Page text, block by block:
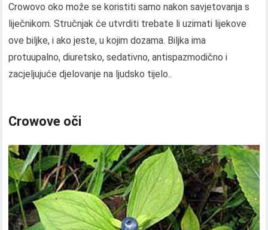
Crowovo oko može se koristiti samo nakon savjetovanja s
liječnikom. Stručnjak će utvrditi trebate li uzimati lijekove
ove biljke, i ako jeste, u kojim dozama. Biljka ima
protuupalno, diuretsko, sedativno, antispazmodično i
zacjeljujuće djelovanje na ljudsko tijelo..
Crowove oči